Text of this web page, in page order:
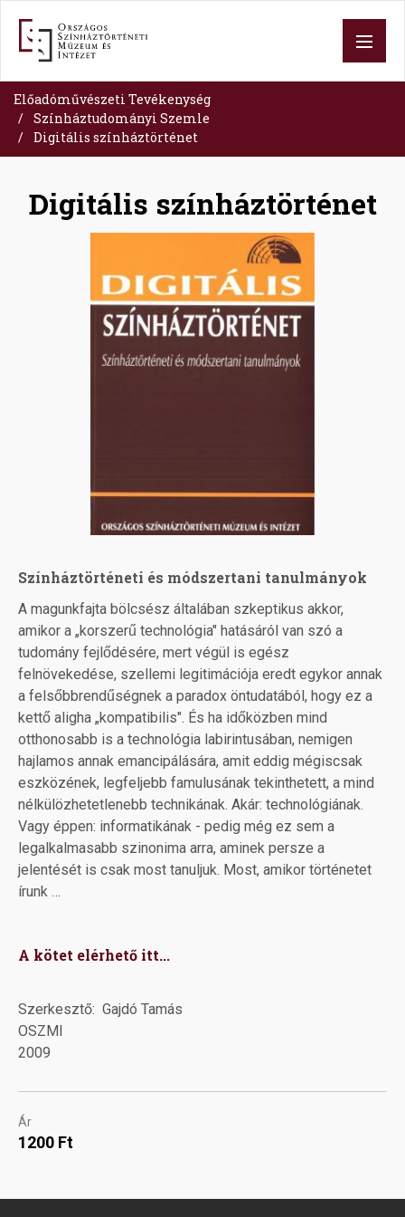
tartalomra
Előadóművészeti Tevékenység
Színháztudományi Szemle
Digitális színháztörténet
Digitális színháztörténet
Színháztörténeti és módszertani tanulmányok
A magunkfajta bölcsész általában szkeptikus akkor,
amikor a „korszerű technológia" hatásáról van szó a
tudomány fejlődésére, mert végül is egész
felnövekedése, szellemi legitimációja eredt egykor annak
a felsőbbrendűségnek a paradox öntudatából, hogy ez a
kettő aligha „kompatibilis". És ha időközben mind
otthonosabb is a technológia labirintusában, nemigen
hajlamos annak emancipálására, amit eddig mégiscsak
eszközének, legfeljebb famulusának tekinthetett, a mind
nélkülözhetetlenebb technikának. Akár: technológiának.
Vagy éppen: informatikának - pedig még ez sem a
legalkalmasabb szinonima arra, aminek persze a
jelentését is csak most tanuljuk. Most, amikor történetet
írunk …
A kötet elérhető itt...
Szerkesztő Gajdó Tamás
OSZMI
2009
Ár
1200 Ft